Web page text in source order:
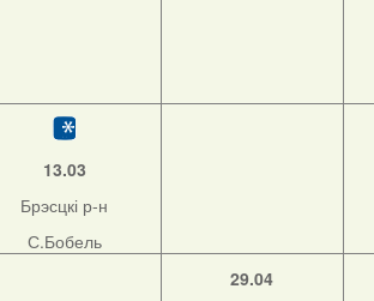
13.03
Брэсцкі р-н
С.Бобель
29.04